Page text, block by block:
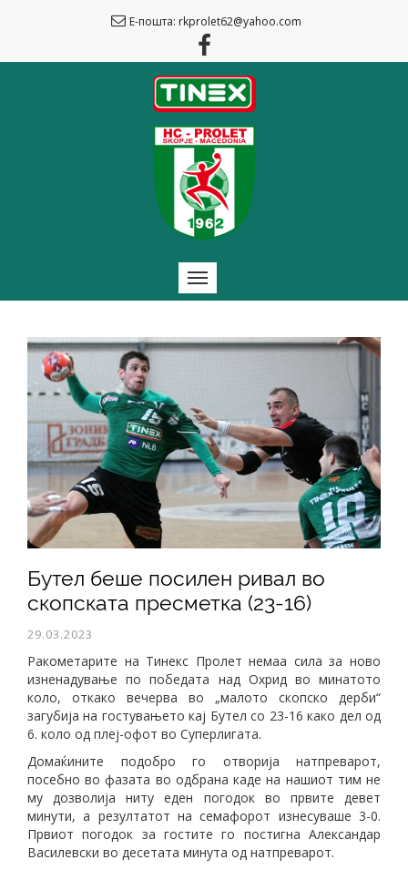
Е-пошта: rkprolet62@yahoo.com
Бутел беше посилен ривал во
скопската пресметка (23-16)
29.03.2023
Ракометарите на Тинекс Пролет немаа сила за ново
изненадување по победата над Охрид во минатото
коло, откако вечерва во „малото скопско дерби“
загубија на гостувањето кај Бутел со 23-16 како дел од
6. коло од плеј-офот во Суперлигата.
Домаќините подобро го отворија натпреварот,
посебно во фазата во одбрана каде на нашиот тим не
му дозволија ниту еден погодок во првите девет
минути, а резултатот на семафорот изнесуваше 3-0.
Првиот погодок за гостите го постигна Александар
Василевски во десетата минута од натпреварот.